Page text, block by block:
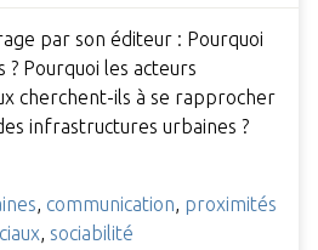
par son éditeur : Pourquoi
Pourquoi les acteurs
cherchent-ils à se rapprocher
infrastructures urbaines ?
, communication, proximités
, sociabilité